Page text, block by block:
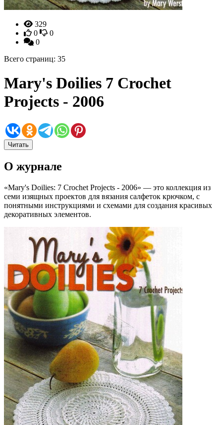
329
0
0
0
Всего страниц: 35
Mary's Doilies 7 Crochet
Projects - 2006
Читать
О журнале
«Mary's Doilies: 7 Crochet Projects - 2006» — это коллекция из
семи изящных проектов для вязания салфеток крючком, с
понятными инструкциями и схемами для создания красивых
декоративных элементов.